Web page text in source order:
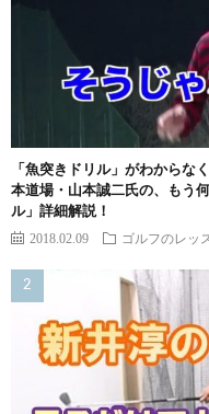
「魚突きドリル」がわからな
本道場・山本誠二氏の、もう
ル」詳細解説！
2018.02.09 ゴルフのレッ